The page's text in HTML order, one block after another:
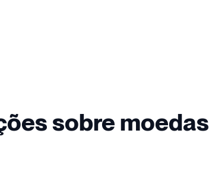
sobre moedas